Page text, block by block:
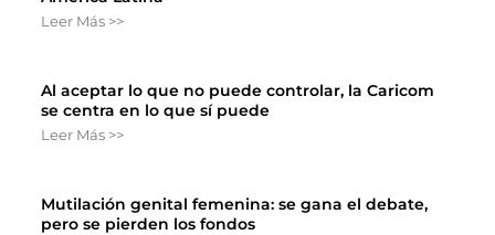
Leer Más >>
Al aceptar lo que no puede controlar, la Caricom
se centra en lo que sí puede
Leer Más >>
Mutilación genital femenina: se gana el debate,
pero se pierden los fondos